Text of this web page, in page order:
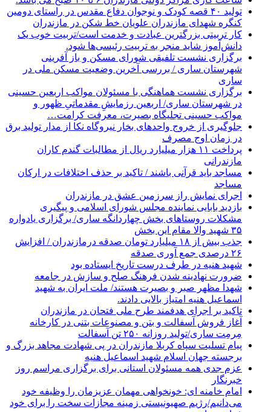
تولید ۴۰ قصه کودک و نوجوان دفاع مقدس در راستای دومین
کنگره شهدای مازندران علویان خط شکن در مازندران
کار تربیتی بزرگترین عبادت و خدمت است/تربیت خوب یک
دانش‌آموز شاید منجر به تربیت رئیسی‌ها شود.
برگزاری ‌نشست تلفیقی شورای مسکن و باز آفرینی
شهرستان ساری / بررسی آخرین وضعیت مسکن ملی در
ساری
برگزاری نشست هماهنگی با مسئولان مواکب اربعین حسینی
در شهرستان ساری/ اربعین رزمایشِ مقدماتیِ ظهور و
مواکب حسینی تجلیگاه بصیرت، معرفت کرامت…
جلوگیری از خروج واحدهای بخار نیروگاه نکا از مدار تولید برق
در زمان اوج مصرف
پرداخت ۱۱ هزار میلیارد ریال از مطالبات گندم کاران
مازندرانی
مساجد باید قرآنی باشند / تاکید بر حذف اختلافات در ارکان
مساجد
اجرای نمایش راز سرزمین عشق در مازندران
بازدید بابایی نماینده مجلس شورای اسلامی و پیگیری
مشکلات روستاهای بخش چهاردانگه ساری/ برگزاری یادواره
۳۵ شهید والا مقام این بخش
جذب بیش از ۱۸ میلیارد تومان صدقه درمازندران / افزایش
۲۶ درصدی جمع آوری صدقه
شهید هنیه در طرف درست تاریخ ایستاده بود
ضرورت نهادینه شدن فرهنگ صلح و سازش در جامعه
شهدا مظهر صبر و بصیرت هستند/ ملت ایران به شهید
اسماعیل هنیه امتیاز بالایی دادند.
تاکید بر اجرای هدفمند طرح ملی فتحان در مازندران
آغاز فروش آسفالت و بتن و مصنوعات بتنی در کارخانه
مِرمِت ساری/تولید روزانه ۲۵۰ تن آسفالت
پیام تسلیت سپاه کربلا مازندران در پی شهادت مجاهد بزرگ و
برجسته جهان اسلام شهید اسماعیل هنیه
عزم جدی همه مسئولان استانی برای برگزاری مراسم روز
خبرنگار
امام خامنه ای: خونخواهی مهمان عزیزمان را وظیفه خود
می‌دانیم/رژیم صهیونیستی زمینه مجازات سخت را برای خود